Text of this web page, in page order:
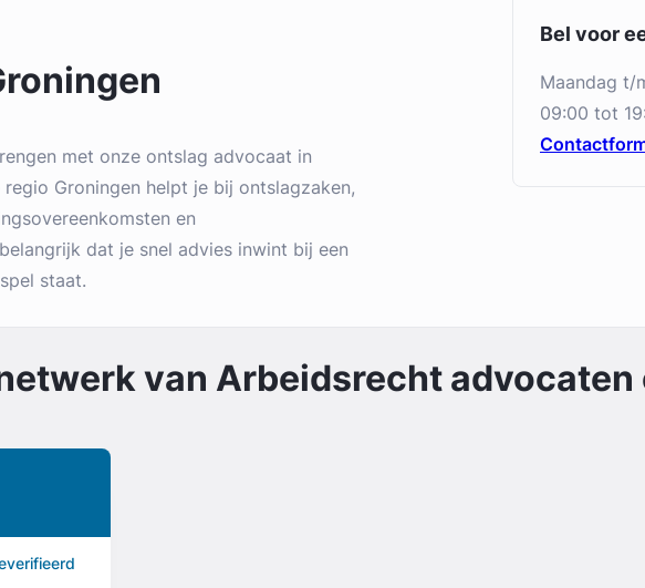
met onze ontslag advocaat in
Groningen helpt je bij ontslagzaken,
en
dat je snel advies inwint bij een
staat.
Bel voor
maandag
09:00 tot
van Arbeidsrecht advocaten